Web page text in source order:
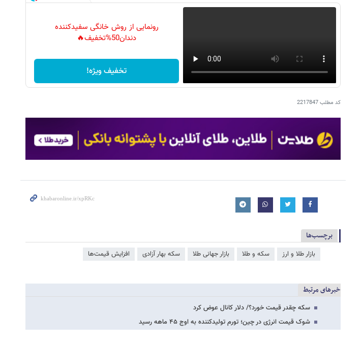
رونمایی از روش خانگی سفیدکننده
دندان50%تخفیف🔥
تخفیف ویژه!
کد مطلب2217847
برچسب‌ها
بازار طلا و ارز سکه و طلا بازار جهانی طلا سکه بهار آزادی افزایش قیمت‌ها
خبرهای مرتبط
سکه چقدر قیمت خورد؟/ دلار کانال عوض کرد
شوک قیمت انرژی در چین؛ تورم تولیدکننده به اوج ۴۵ ماهه رسید